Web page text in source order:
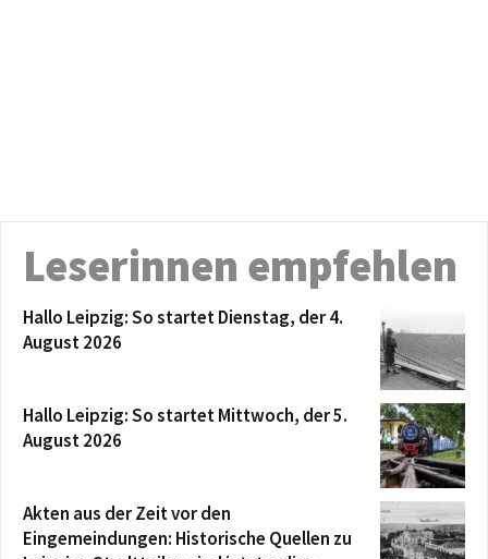
Leserinnen empfehlen
Hallo Leipzig: So startet Dienstag, der 4.
August 2026
Hallo Leipzig: So startet Mittwoch, der 5.
August 2026
Akten aus der Zeit vor den
Eingemeindungen: Historische Quellen zu